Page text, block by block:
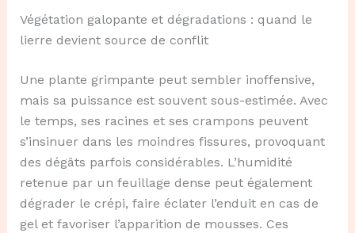
Végétation galopante et dégradations : quand le
lierre devient source de conflit
Une plante grimpante peut sembler inoffensive,
mais sa puissance est souvent sous-estimée. Avec
le temps, ses racines et ses crampons peuvent
s’insinuer dans les moindres fissures, provoquant
des dégâts parfois considérables. L’humidité
retenue par un feuillage dense peut également
dégrader le crépi, faire éclater l’enduit en cas de
gel et favoriser l’apparition de mousses. Ces